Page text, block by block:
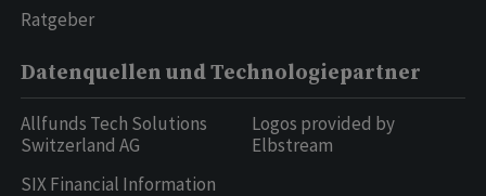
Ratgeber
Datenquellen und Technologiepartner
Allfunds Tech Solutions
Switzerland AG
SIX Financial Information
Logos provided by
Elbstream